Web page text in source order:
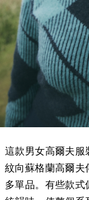
這款男女高爾夫
紋向蘇格蘭高爾
多單品。有些款